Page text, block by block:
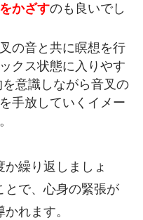
かざすのも良いでし
叉の音と共に瞑想を行
クス状態に入りやす
意識しながら音叉の
手放していくイメー
繰り返しましょ
とで、心身の緊張が
れます。